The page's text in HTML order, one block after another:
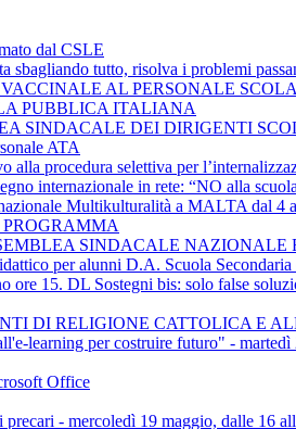
dal CSLE
sbagliando tutto, risolva i problemi
VACCINALE AL PERSONALE
PUBBLICA ITALIANA
SINDACALE DEI DIRIGENTI
ATA
procedura selettiva per
internazionale in rete: “NO alla
Multikulturalità a MALTA
SINDACALE NAZIONALE
per alunni D.A. Scuola
ore 15. DL Sostegni bis: solo false
DI RELIGIONE CATTOLICA E
learning per costruire futuro" -
Office
- mercoledì 19 maggio, dalle 16